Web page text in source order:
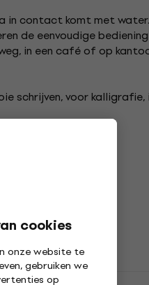
cookies
onze website te
gebruiken we
op
in contact komt met
de eenvoudige
in een café of op
schrijven, voor
kleurvlakken